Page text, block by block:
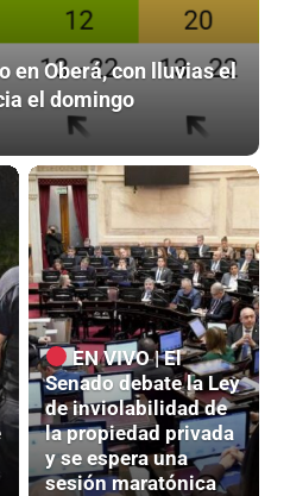
en Oberá, con lluvias el
el domingo
EN VIVO | El
Senado debate la Ley
de inviolabilidad de
la propiedad privada
y se espera una
sesión maratónica